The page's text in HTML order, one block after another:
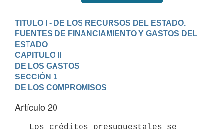
TITULO I - DE LOS RECURSOS DEL ESTADO,
FUENTES DE FINANCIAMIENTO Y GASTOS DEL
ESTADO
CAPITULO II
DE LOS GASTOS
SECCIÓN 1
DE LOS COMPROMISOS
Artículo 20